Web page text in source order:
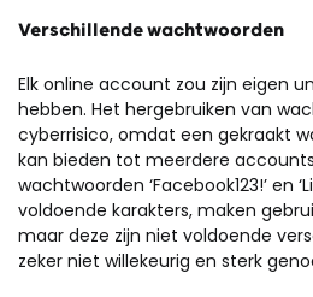
Verschillende wachtwoorden
Elk online account zou zijn eigen
hebben. Het hergebruiken van
cyberrisico, omdat een gekraakt
kan bieden tot meerdere
wachtwoorden ‘Facebook123!’ en
voldoende karakters, maken
maar deze zijn niet voldoende
zeker niet willekeurig en sterk